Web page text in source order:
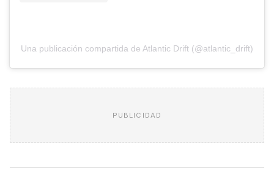
Una publicación compartida de Atlantic Drift (@atlantic_drift)
PUBLICIDAD